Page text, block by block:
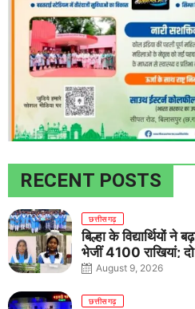
RECENT POSTS
छत्तीसगढ़
बिल्हा के विद्यार्थियों
भेजीं 4100 राखियां;
राष्ट्रीय चयन
August 9, 2026
छत्तीसगढ़